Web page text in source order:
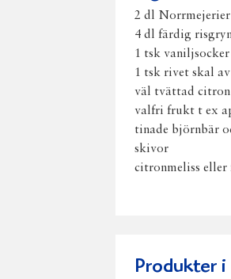
2 dl
4 dl färdig
1 tsk vaniljsocker
1 tsk rivet skal av
väl tvättad citron
valfri frukt t ex
tinade björnbär
skivor
citronmeliss eller
Produkter